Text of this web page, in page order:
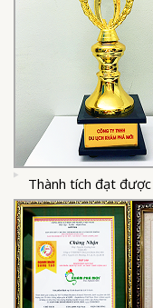
Thành tích đạt được